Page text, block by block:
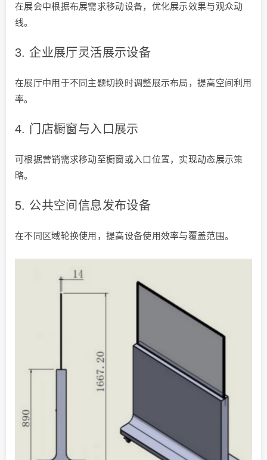
在展会中根据布展需求移动设备，优化展示效果与观众动
线。
3. 企业展厅灵活展示设备
在展厅中用于不同主题切换时调整展示布局，提高空间利用
率。
4. 门店橱窗与入口展示
可根据营销需求移动至橱窗或入口位置，实现动态展示策
略。
5. 公共空间信息发布设备
在不同区域轮换使用，提高设备使用效率与覆盖范围。